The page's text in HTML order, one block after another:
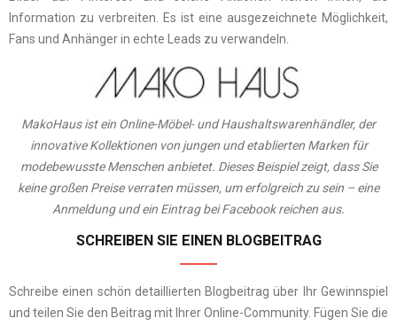
Information zu verbreiten. Es ist eine ausgezeichnete Möglichkeit,
Fans und Anhänger in echte Leads zu verwandeln.
MakoHaus ist ein Online-Möbel- und Haushaltswarenhändler, der
innovative Kollektionen von jungen und etablierten Marken für
modebewusste Menschen anbietet. Dieses Beispiel zeigt, dass Sie
keine großen Preise verraten müssen, um erfolgreich zu sein – eine
Anmeldung und ein Eintrag bei Facebook reichen aus.
SCHREIBEN SIE EINEN BLOGBEITRAG
Schreibe einen schön detaillierten Blogbeitrag über Ihr Gewinnspiel
und teilen Sie den Beitrag mit Ihrer Online-Community. Fügen Sie die